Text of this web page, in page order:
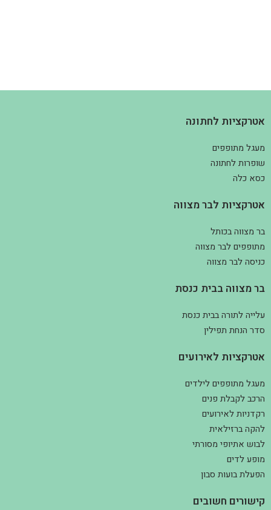
אטרקציות לחתונה
מעגל מתופפים
שופרות לחתונה
כסא כלה
אטרקציות לבר מצווה
בר מצווה בכותל
מתופפים לבר מצווה
כניסה לבר מצווה
בר מצווה בבית כנסת
עלייה לתורה בבית כנסת
סדר הנחת תפילין
אטרקציות לאירועים
מעגל מתופפים לילדים
הרכב לקבלת פנים
רקדניות לאירועים
להקה ברזילאית
לבוש אתיופי מסורתי
מופע לדים
הפעלת בועות סבון
קישורים חשובים